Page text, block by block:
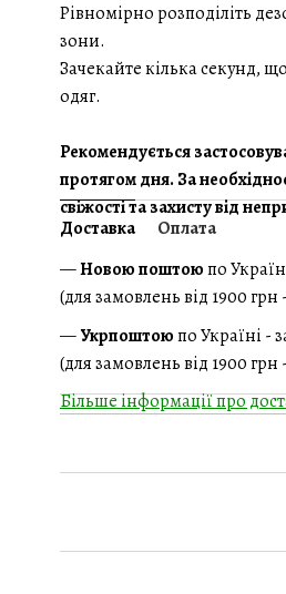
Рівномірно розподіліть
зони.
Зачекайте кілька секунд,
одяг.
Рекомендується
протягом дня. За
свіжості та захисту від
Доставка
Оплата
—Новою поштоюпо
(для замовлень від 1900
—Укрпоштоюпо Україні -
(для замовлень від 1900
Більше інформації про